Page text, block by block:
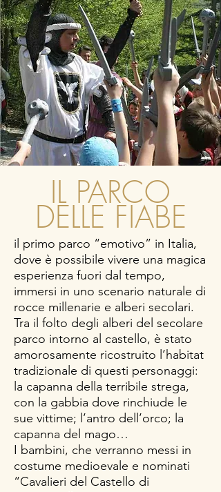
IL PARCO
DELLE FIABE
il primo parco “emotivo” in Italia,
dove è possibile vivere una magica
esperienza fuori dal tempo,
immersi in uno scenario naturale di
rocce millenarie e alberi secolari.
Tra il folto degli alberi del secolare
parco intorno al castello, è stato
amorosamente ricostruito l’habitat
tradizionale di questi personaggi:
la capanna della terribile strega,
con la gabbia dove rinchiude le
sue vittime; l’antro dell’orco; la
capanna del mago…
I bambini, che verranno messi in
costume medioevale e nominati
“Cavalieri del Castello di